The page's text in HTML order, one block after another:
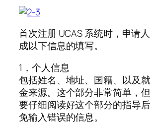
首次注册 UCAS 系统时，申请
成以下信息的填写。
1，个人信息
包括姓名、地址、国籍、以及
金来源。这个部分非常简单，
要仔细阅读好这个部分的指导
免输入错误的信息。